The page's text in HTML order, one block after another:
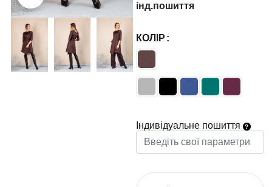
інд.пошиття
КОЛІР
Індивідуальне пошиття